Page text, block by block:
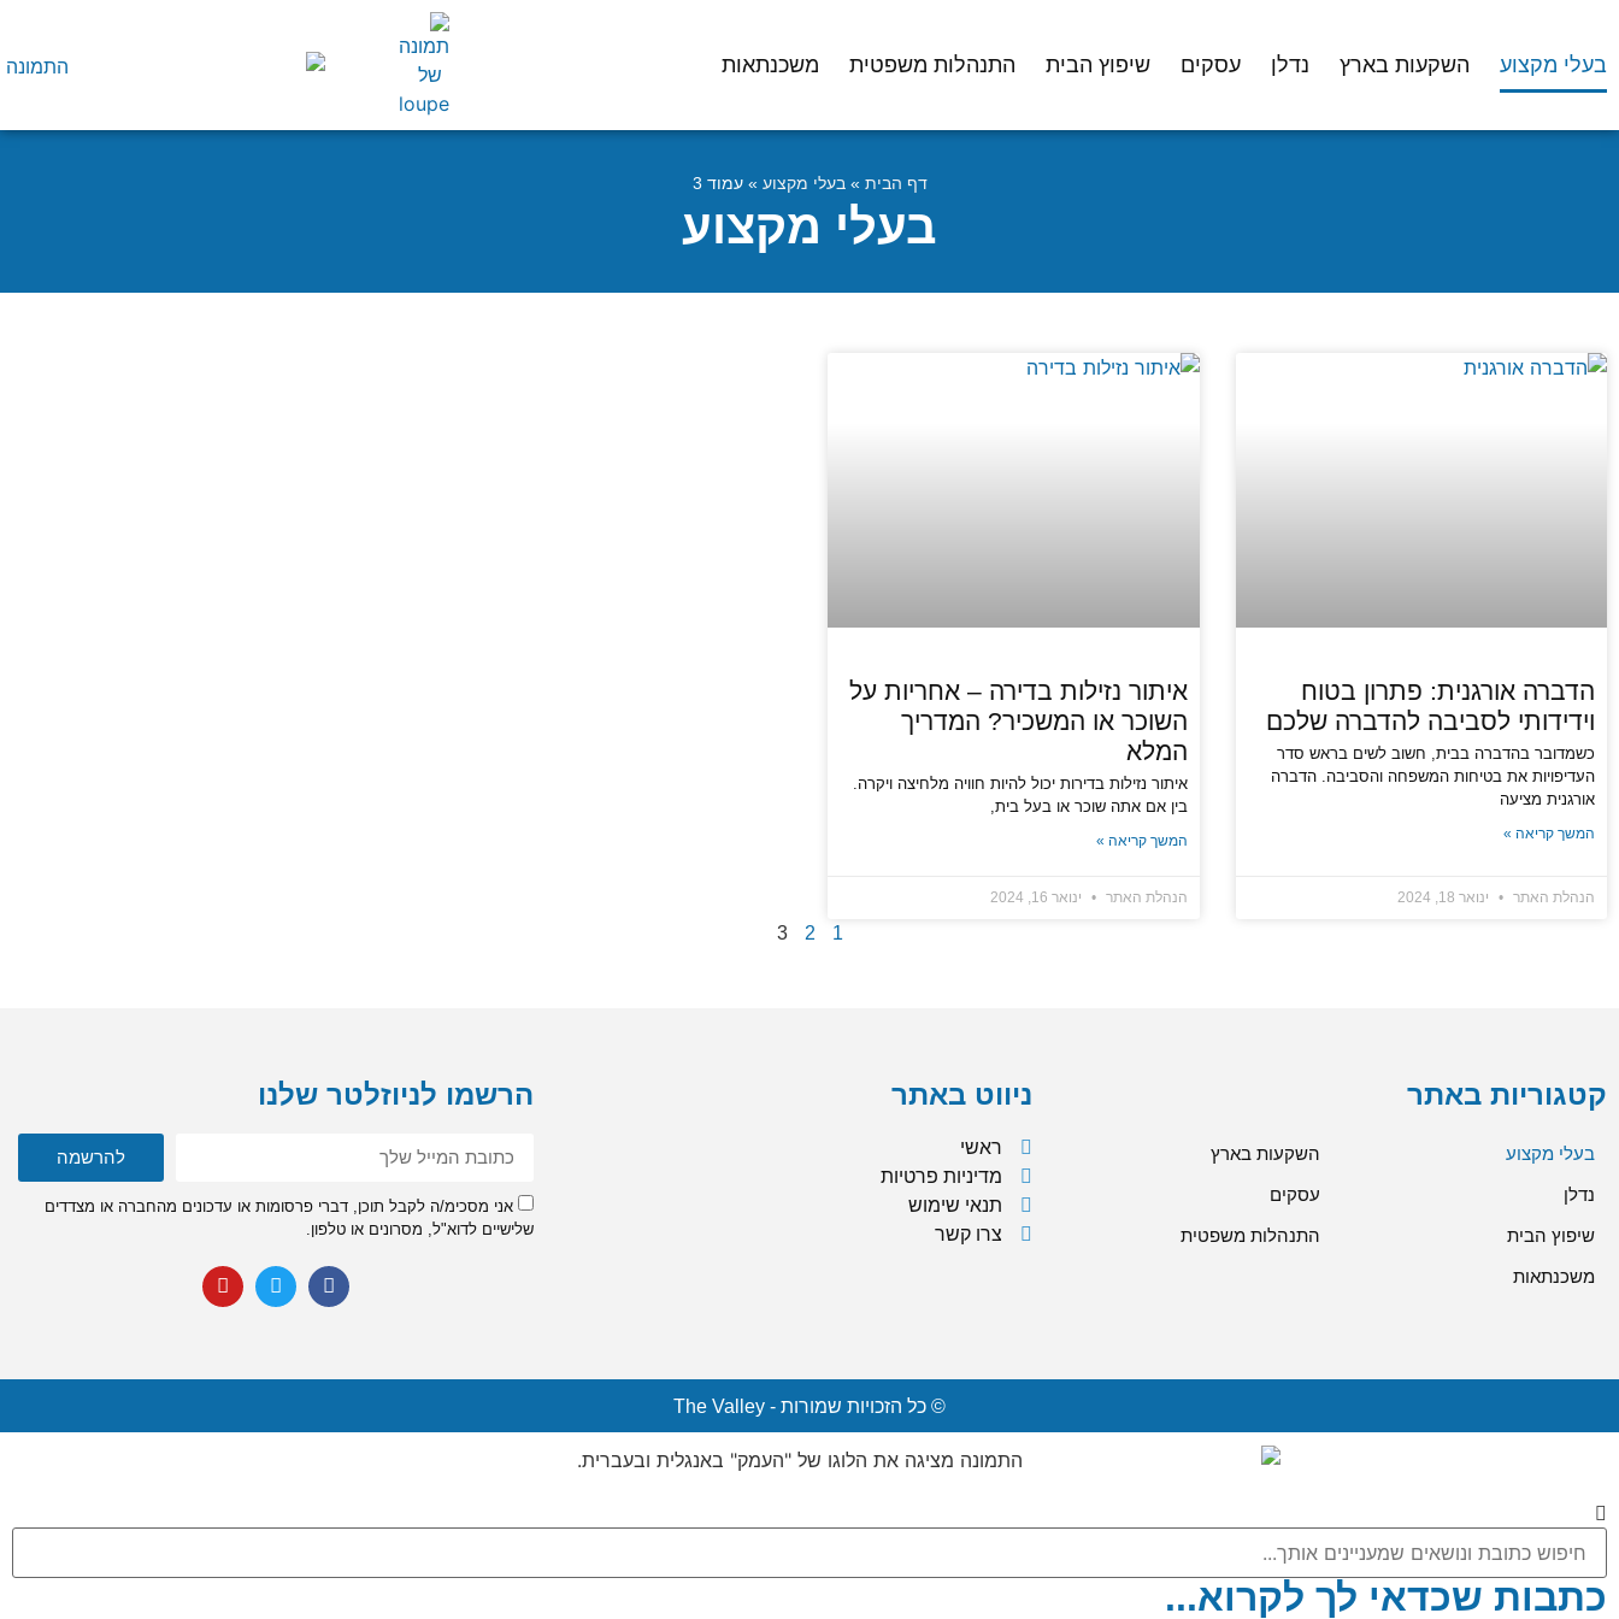
בעלי מקצוע השקעות בארץ נדלן עסקים שיפוץ הבית התנהלות משפטית משכנתאות
דף הבית »בעלי מקצוע »עמוד 3
בעלי מקצוע
הדברה אורגנית: פתרון בטוח
וידידותי לסביבה להדברה שלכם
כשמדובר בהדברה בבית, חשוב לשים בראש סדר
העדיפויות את בטיחות המשפחה והסביבה. הדברה
אורגנית מציעה
המשך קריאה »
הנהלת האתר ינואר 18, 2024
איתור נזילות בדירה – אחריות על
השוכר או המשכיר? המדריך
המלא
איתור נזילות בדירות יכול להיות חוויה מלחיצה ויקרה.
בין אם אתה שוכר או בעל בית,
המשך קריאה »
הנהלת האתר ינואר 16, 2024
1
2
3
קטגוריות באתר
בעלי מקצוע
השקעות בארץ
נדלן
עסקים
שיפוץ הבית
התנהלות משפטית
משכנתאות
ניווט באתר
ראשי
מדיניות פרטיות
תנאי שימוש
צרו קשר
הרשמו לניוזלטר שלנו
אני מסכימ/ה לקבל תוכן, דברי פרסומות או עדכונים מהחברה או מצדדים
שלישיים לדוא"ל, מסרונים או טלפון.
להרשמה
© כל הזכויות שמורות - The Valley
כתבות שכדאי לך לקרוא...